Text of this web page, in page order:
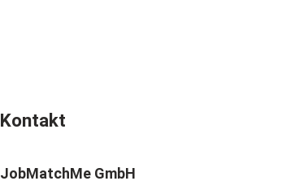
Kontakt
JobMatchMe GmbH